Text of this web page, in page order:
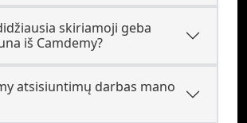
skiriamoji geba
iš Camdemy?
atsisiuntimų darbas mano